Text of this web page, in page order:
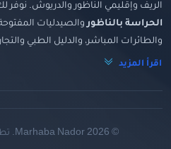
الريف وإقليمي الناظور والدريوش. نوفر
الحراسة بالناظور
والطائرات المباشر، والدليل الطبي
اقرأ المزيد
© 2026 Marhaba Nador. تطوير